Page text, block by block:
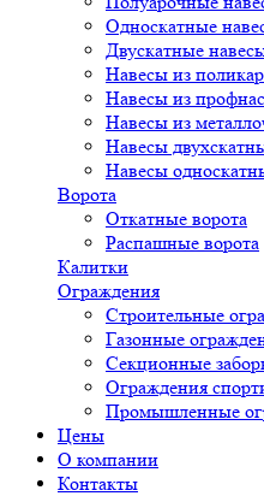
Односкатные
Двускатные
Навесы из
Навесы из
Навесы из
Навесы
Навесы
Ворота
Откатные ворота
Распашные ворота
Калитки
Ограждения
Строительные
Газонные
Секционные
Ограждения
Промышленные
Цены
О компании
Контакты